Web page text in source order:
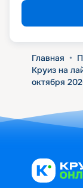
Главная •
Круиз на
октября